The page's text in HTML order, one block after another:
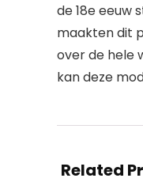
de 18e eeuw
maakten dit
over de hele
kan deze
Related